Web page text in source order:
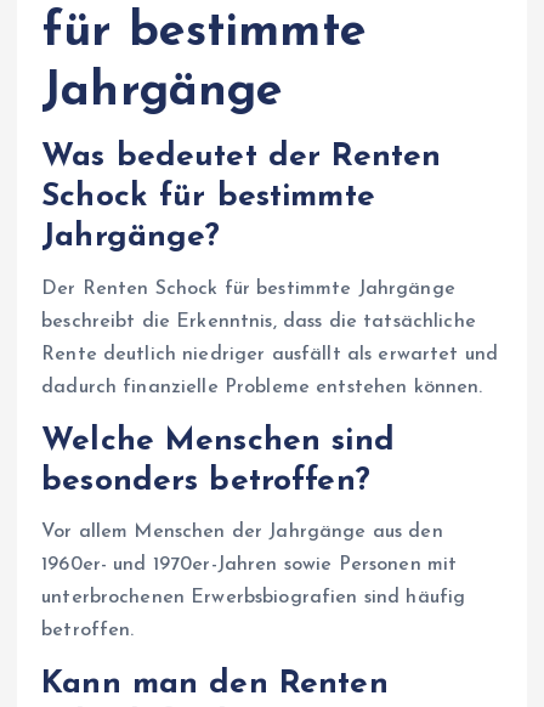
für bestimmte
Jahrgänge
Was bedeutet der Renten
Schock für bestimmte
Jahrgänge?
Der Renten Schock für bestimmte Jahrgänge
beschreibt die Erkenntnis, dass die tatsächliche
Rente deutlich niedriger ausfällt als erwartet und
dadurch finanzielle Probleme entstehen können.
Welche Menschen sind
besonders betroffen?
Vor allem Menschen der Jahrgänge aus den
1960er- und 1970er-Jahren sowie Personen mit
unterbrochenen Erwerbsbiografien sind häufig
betroffen.
Kann man den Renten